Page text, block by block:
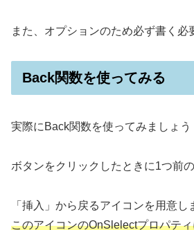
また、オプションのため必ず書く必
Back関数を使ってみる
実際にBack関数を使ってみましょう
ボタンをクリックしたときに1つ前
「挿入」から戻るアイコンを用意し
このアイコンのOnSlelectプロパテ